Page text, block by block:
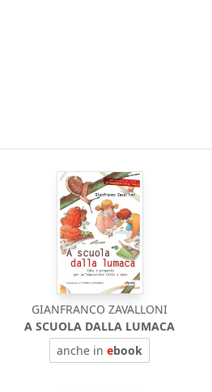
GIANFRANCO ZAVALLONI
A SCUOLA DALLA LUMACA
anche inebook